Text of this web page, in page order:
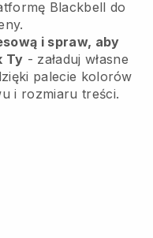
Blackbell do
i spraw, aby
Ty - załaduj własne
palecie kolorów
i rozmiaru treści.